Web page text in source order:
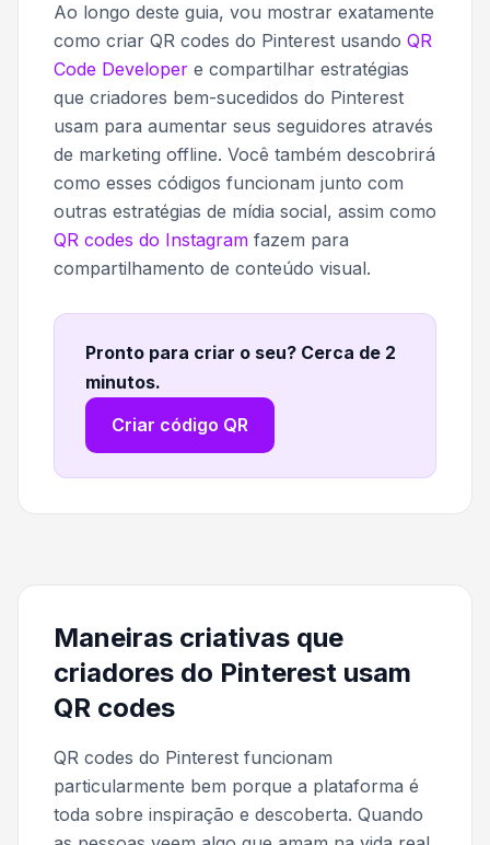
Ao longo deste guia, vou mostrar exatamente
como criar QR codes do Pinterest usando QR
Code Developer e compartilhar estratégias
que criadores bem-sucedidos do Pinterest
usam para aumentar seus seguidores através
de marketing offline. Você também descobrirá
como esses códigos funcionam junto com
outras estratégias de mídia social, assim como
QR codes do Instagram fazem para
compartilhamento de conteúdo visual.
Pronto para criar o seu? Cerca de 2
minutos.
Criar código QR
Maneiras criativas que
criadores do Pinterest usam
QR codes
QR codes do Pinterest funcionam
particularmente bem porque a plataforma é
toda sobre inspiração e descoberta. Quando